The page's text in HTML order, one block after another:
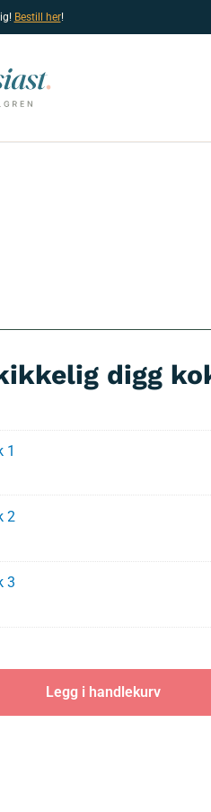
Bestill her!
digg
1
2
3
Legg i handlekurv